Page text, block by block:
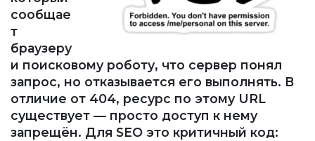
сообщае
т
браузеру
и поисковому роботу, что сервер понял
запрос, но отказывается его выполнять. В
отличие от 404, ресурс по этому URL
существует — просто доступ к нему
запрещён. Для SEO это критичный код: